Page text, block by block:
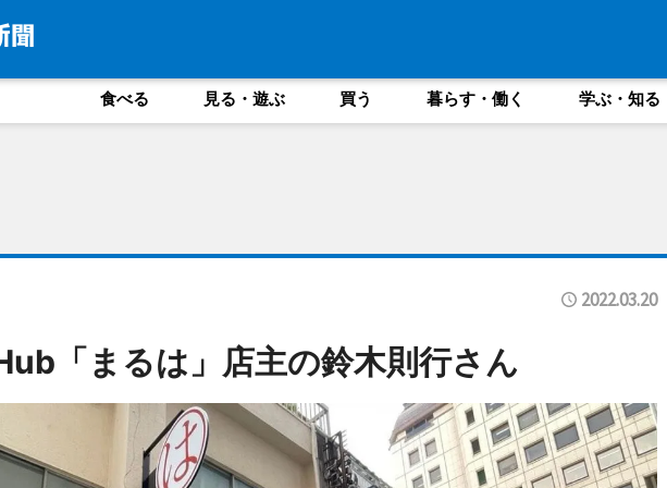
食べる 見る・遊ぶ 買う 暮らす・働く 学ぶ・知る
2022.03.20
「まるは」店主の鈴木則行さん